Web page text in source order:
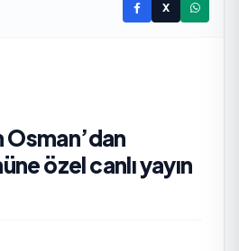
X
Osman’dan
özel canlı yayın